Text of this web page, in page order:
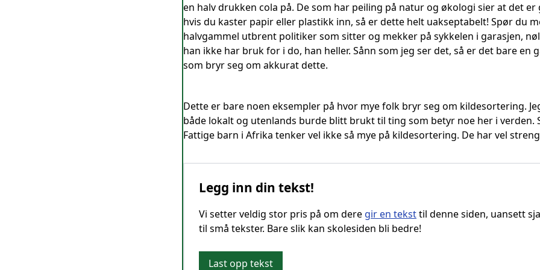
en halv drukken cola på. De som har peiling på natur og økologi sier at det
hvis du kaster papir eller plastikk inn, så er dette helt uakseptabelt! Spør du
halvgammel utbrent politiker som sitter og mekker på sykkelen i garasjen,
han ikke har bruk for i do, han heller. Sånn som jeg ser det, så er det bare
som bryr seg om akkurat dette.
Dette er bare noen eksempler på hvor mye folk bryr seg om kildesortering.
både lokalt og utenlands burde blitt brukt til ting som betyr noe her i
Fattige barn i Afrika tenker vel ikke så mye på kildesortering. De har vel
Legg inn din tekst!
Vi setter veldig stor pris på om dere gir en teksttil denne siden, uansett
til små tekster. Bare slik kan skolesiden bli bedre!
Last opp tekst